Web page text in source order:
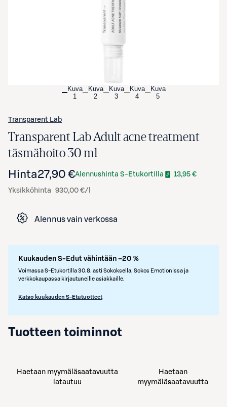
Kuva
1
Kuva
2
Kuva
3
Kuva
4
Kuva
5
Transparent Lab
Transparent Lab Adult acne treatment
täsmähoito 30 ml
Hinta27,90 €Alennushinta S-Etukortilla 13,95 €
Yksikköhinta 930,00 €/l
Alennus vain verkossa
Kuukauden S-Edut vähintään –20 %
Voimassa S-Etukortilla 30.8. asti Sokoksella, Sokos Emotionissa ja
verkkokaupassa kirjautuneille asiakkaille.
Katso kuukauden S-Etutuotteet
Tuotteen toiminnot
Haetaan myymäläsaatavuutta
latautuu
Haetaan
myymäläsaatavuutta